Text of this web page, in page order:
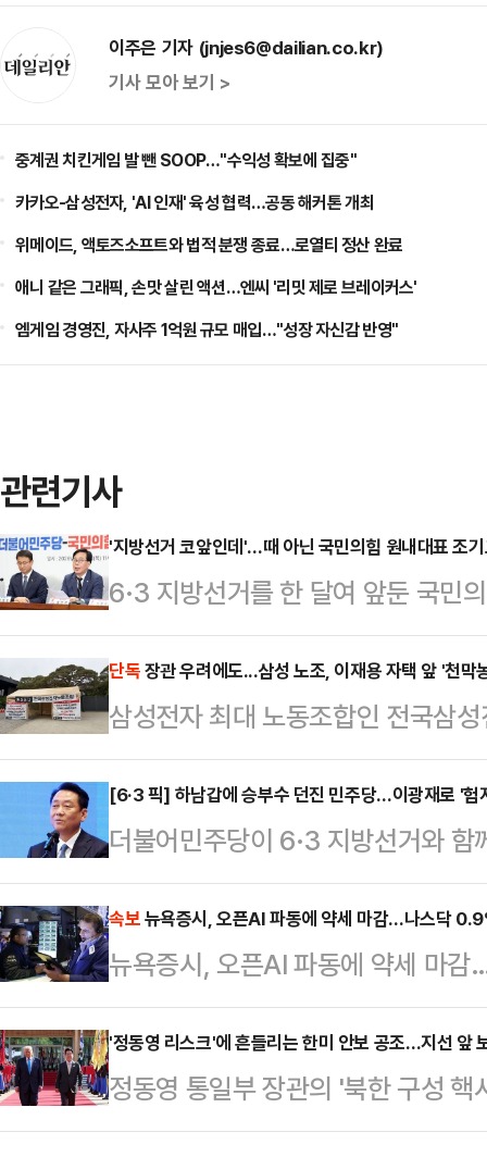
이주은 기자 (jnjes6@dailian.co.kr)
기사 모아 보기 >
중계권 치킨게임 발 뺀 SOOP…"수익성 확보에 집중"
카카오-삼성전자, 'AI 인재' 육성 협력…공동 해커톤 개최
위메이드, 액토즈소프트와 법적 분쟁 종료…로열티 정산 완료
애니 같은 그래픽, 손맛 살린 액션…엔씨 '리밋 제로 브레이커스'
엠게임 경영진, 자사주 1억원 규모 매입…"성장 자신감 반영"
관련기사
'지방선거 코앞인데'…때 아닌 국민의힘 원내대표 조
6·3 지방선거를 한 달여 앞둔 국민
숭하다. 더불어민주당의 원내대표
한단 취지로 시작된 조기 교체설에
지선을 앞두고 원내대표 교체가 도
한 반대 여론이 감지되고 있다.송
브리핑에 출연해 '원내대표 조기 사
리에 연연하지 않고 언제든지 내가
분명히 말했…
단독장관 우려에도...삼성 노조, 이재용 자택 앞 '천막
삼성전자 최대 노동조합인 전국삼
도 불구하고 이재용 삼성전자 회장
노사 갈등이 파국으로 치닫고 있다.
연결 짓는 여론의 압박이 거세지는
소에서 세 결집에 나선 모습이다
이 어제(27일)부터 5월 21일 총파
농성에 돌입했다”고 밝혔다.노조는
고 가려진 진실을…
[6·3 픽] 하남갑에 승부수 던진 민주당…이광재로 '험
더불어민주당이 6·3 지방선거와
하남갑 보궐선거에 이광재 전 강원
만 일각에서는 지역 기반이 약한 외
도부의 결정이 오히려 부담으로 작
치권에 따르면 민주당은 전날 이 전
민주당 수석대변인은 이 전 지사에
중량감 있는 정치인으로 굵직한 지
해결할 적임자"라고 평가했다…
속보뉴욕증시, 오픈AI 파동에 약세 마감…나스닥
뉴욕증시, 오픈AI 파동에 약세 마
'정동영 리스크'에 흔들리는 한미 안보 공조…지선 앞
정동영 통일부 장관의 '북한 구성
한 논란이 한 달째 이어지고 있다.